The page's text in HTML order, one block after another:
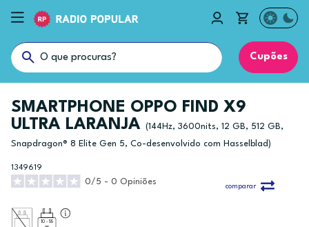
Cupões
SMARTPHONE OPPO FIND X9
ULTRA LARANJA (144Hz, 3600nits, 12 GB, 512 GB,
Snapdragon® 8 Elite Gen 5, Co-desenvolvido com Hasselblad)
1349619
0/5 - 0 Opiniões
comparar
10 - 55